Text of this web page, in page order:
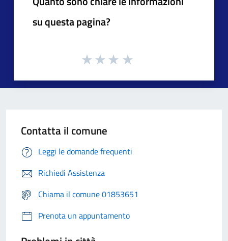
su questa pagina?
Contatta il comune
Leggi le domande frequenti
Richiedi Assistenza
Chiama il comune 01853651
Prenota un appuntamento